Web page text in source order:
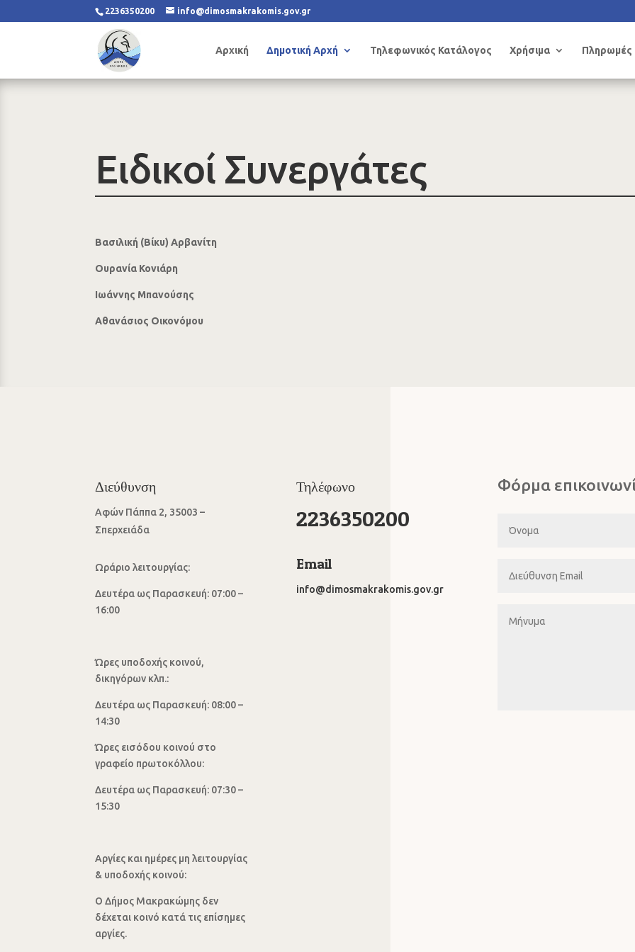
2236350200 info@dimosmakrakomis.gov.gr
Αρχική Δημοτική Αρχή Τηλεφωνικός Κατάλογος Χρήσιμα Πληρωμές
Ειδικοί Συνεργάτες
Βασιλική (Βίκυ) Αρβανίτη
Ουρανία Κονιάρη
Ιωάννης Μπανούσης
Αθανάσιος Οικονόμου
Διεύθυνση
Αφών Πάππα 2, 35003 –
Σπερχειάδα
Ωράριο λειτουργίας:
Δευτέρα ως Παρασκευή: 07:00 –
16:00
Ώρες υποδοχής κοινού,
δικηγόρων κλπ.:
Δευτέρα ως Παρασκευή: 08:00 –
14:30
Ώρες εισόδου κοινού στο
γραφείο πρωτοκόλλου:
Δευτέρα ως Παρασκευή: 07:30 –
15:30
Αργίες και ημέρες μη λειτουργίας
& υποδοχής κοινού:
Ο Δήμος Μακρακώμης δεν
δέχεται κοινό κατά τις επίσημες
αργίες.
Τηλέφωνο
2236350200
Email
info@dimosmakrakomis.gov.gr
Φόρμα